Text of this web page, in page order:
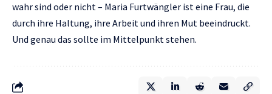
wahr sind oder nicht – Maria Furtwängler ist eine Frau, die
durch ihre Haltung, ihre Arbeit und ihren Mut beeindruckt.
Und genau das sollte im Mittelpunkt stehen.